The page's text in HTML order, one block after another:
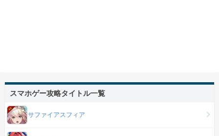
スマホゲー攻略タイトル一覧
サファイアスフィア